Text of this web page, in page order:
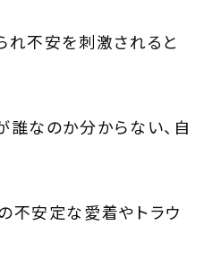
れ不安を刺激されると
誰なのか分からない、自
不安定な愛着やトラウ